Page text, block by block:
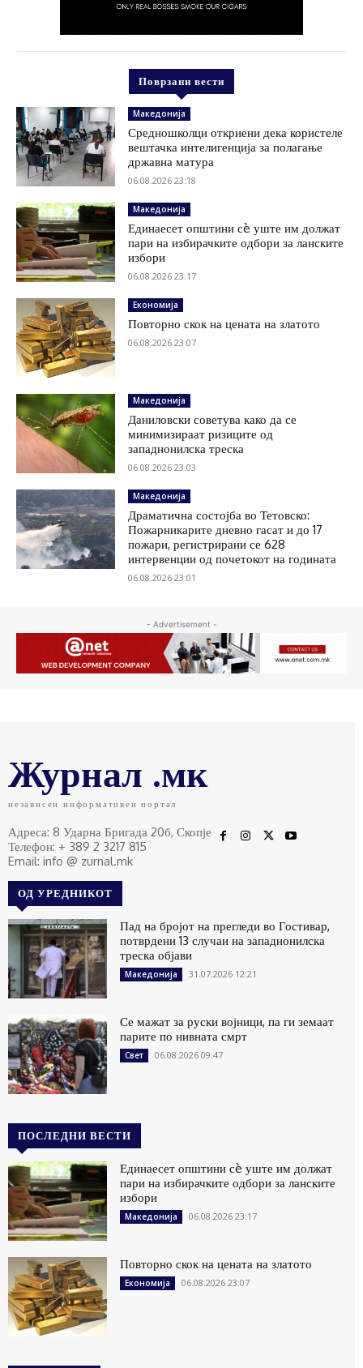
Поврзани вести
Македонија
Средношколци откриени дека користеле
вештачка интелигенција за полагање
државна матура
06.08.2026 23:18
Македонија
Единаесет општини сè уште им должат
пари на избирачките одбори за ланските
избори
06.08.2026 23:17
Економија
Повторно скок на цената на златото
06.08.2026 23:07
Македонија
Даниловски советува како да се
минимизираат ризиците од
западнонилска треска
06.08.2026 23:03
Македонија
Драматична состојба во Тетовско:
Пожарникарите дневно гасат и до 17
пожари, регистрирани се 628
интервенции од почетокот на годината
06.08.2026 23:01
- Advertisement -
Журнал .мк
независен информативен портал
Адреса: 8 Ударна Бригада 20б, Скопје
Телефон: + 389 2 3217 815
Email: info @ zurnal.mk
ОД УРЕДНИКОТ
Пад на бројот на прегледи во Гостивар,
потврдени 13 случаи на западнонилска
треска објави
Македонија 31.07.2026 12:21
Се мажат за руски војници, па ги земаат
парите по нивната смрт
Свет 06.08.2026 09:47
ПОСЛЕДНИ ВЕСТИ
Единаесет општини сè уште им должат
пари на избирачките одбори за ланските
избори
Македонија 06.08.2026 23:17
Повторно скок на цената на златото
Економија 06.08.2026 23:07